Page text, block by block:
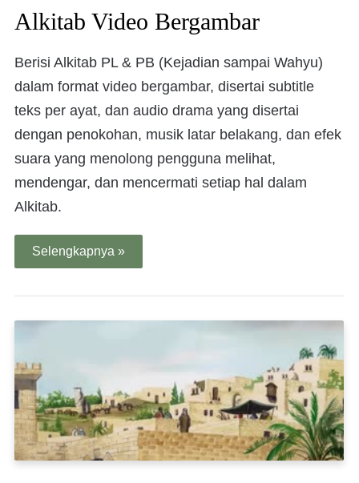
Alkitab Video Bergambar
Berisi Alkitab PL & PB (Kejadian sampai Wahyu)
dalam format video bergambar, disertai subtitle
teks per ayat, dan audio drama yang disertai
dengan penokohan, musik latar belakang, dan efek
suara yang menolong pengguna melihat,
mendengar, dan mencermati setiap hal dalam
Alkitab.
Selengkapnya »